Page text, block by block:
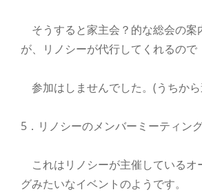
そうすると家主会？的な総会の案
が、リノシーが代行してくれるので
参加はしませんでした。(うちか
5．リノシーのメンバーミーティン
これはリノシーが主催しているオ
グみたいなイベントのようです。